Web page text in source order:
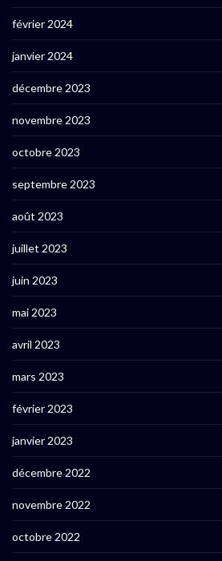
février 2024
janvier 2024
décembre 2023
novembre 2023
octobre 2023
septembre 2023
août 2023
juillet 2023
juin 2023
mai 2023
avril 2023
mars 2023
février 2023
janvier 2023
décembre 2022
novembre 2022
octobre 2022